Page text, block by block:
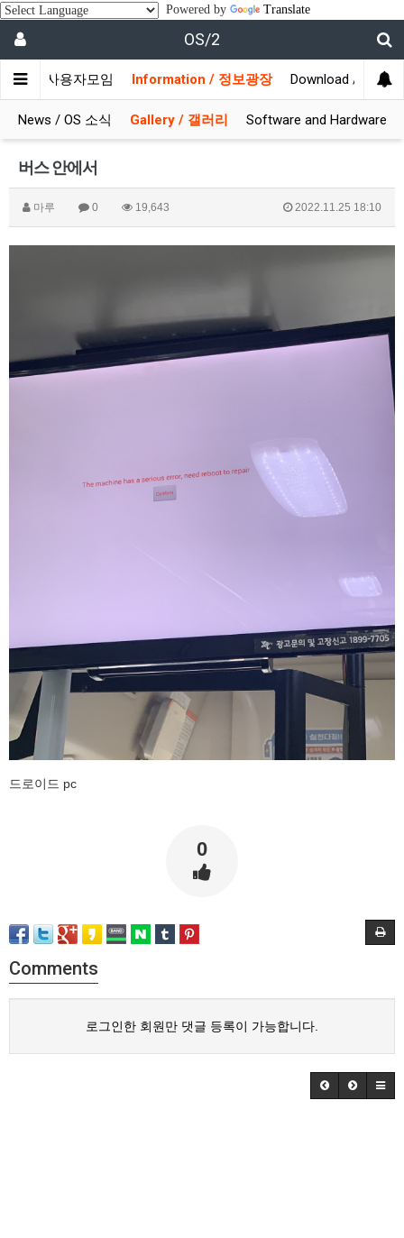
Powered by Translate
OS/2
/ 사용자모임 Information / 정보광장 Download / 자료실
News / OS 소식 Gallery / 갤러리 Software and Hardware
버스 안에서
마루 0 19,643 2022.11.25 18:10
드로이드 pc
0
Comments
로그인한 회원만 댓글 등록이 가능합니다.